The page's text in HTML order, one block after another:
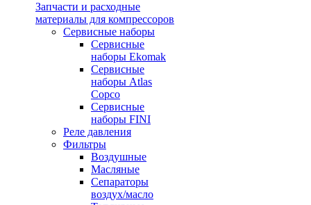
Запчасти и расходные
материалы для компрессоров
Cервисные наборы
Сервисные
наборы Ekomak
Cервисные
наборы Atlas
Copco
Сервисные
наборы FINI
Реле давления
Фильтры
Воздушные
Масляные
Сепараторы
воздух/масло